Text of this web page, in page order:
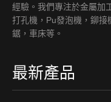
經驗。我們專注於金屬加
打孔機，Pu發泡機，鉚接
鋸，車床等。
最新產品